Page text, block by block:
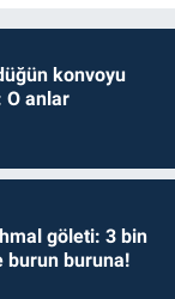
konvoyu
anlar
göleti: 3 bin
burun buruna!